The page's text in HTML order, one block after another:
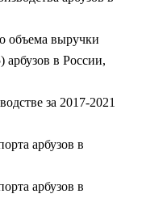
объема выручки
в России,
за 2017-2021
арбузов в
арбузов в